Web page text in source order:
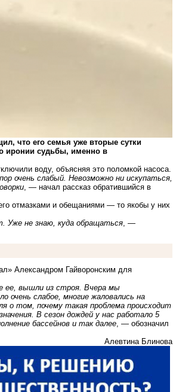
что его семья уже вторые сутки
иронии судьбы, именно в
воду, объясняя это поломкой насоса.
очень слабый. Невозможно ни искупаться,
, — начал рассказ обратившийся в
отмазками и обещаниями — то якобы у них
Уже не знаю, куда обращаться, —
Александром Гайворонским для
ее, вышли из строя. Вчера мы
очень слабое, многие жаловались на
о том, почему такая проблема происходит
В сезон дождей у нас работало 5
бассейнов и так далее, — обозначил
Алевтина Блинова